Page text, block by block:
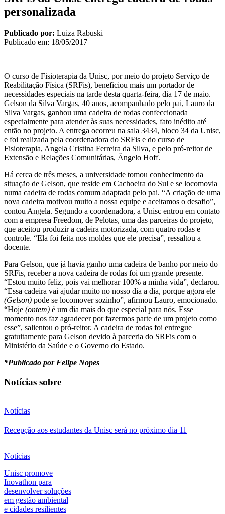
personalizada
Publicado por: Luiza Rabuski
Publicado em: 18/05/2017
O curso de Fisioterapia da Unisc, por meio do projeto Serviço de
Reabilitação Física (SRFis), beneficiou mais um portador de
necessidades especiais na tarde desta quarta-feira, dia 17 de maio.
Gelson da Silva Vargas, 40 anos, acompanhado pelo pai, Lauro da
Silva Vargas, ganhou uma cadeira de rodas confeccionada
especialmente para atender às suas necessidades, fato inédito até
então no projeto. A entrega ocorreu na sala 3434, bloco 34 da Unisc,
e foi realizada pela coordenadora do SRFis e do curso de
Fisioterapia, Angela Cristina Ferreira da Silva, e pelo pró-reitor de
Extensão e Relações Comunitárias, Ângelo Hoff.
Há cerca de três meses, a universidade tomou conhecimento da
situação de Gelson, que reside em Cachoeira do Sul e se locomovia
numa cadeira de rodas comum adaptada pelo pai. “A criação de uma
nova cadeira motivou muito a nossa equipe e aceitamos o desafio”,
contou Angela. Segundo a coordenadora, a Unisc entrou em contato
com a empresa Freedom, de Pelotas, uma das parceiras do projeto,
que aceitou produzir a cadeira motorizada, com quatro rodas e
controle. “Ela foi feita nos moldes que ele precisa”, ressaltou a
docente.
Para Gelson, que já havia ganho uma cadeira de banho por meio do
SRFis, receber a nova cadeira de rodas foi um grande presente.
“Estou muito feliz, pois vai melhorar 100% a minha vida”, declarou.
“Essa cadeira vai ajudar muito no nosso dia a dia, porque agora ele
(Gelson) pode se locomover sozinho”, afirmou Lauro, emocionado.
“Hoje (ontem) é um dia mais do que especial para nós. Esse
momento nos faz agradecer por fazermos parte de um projeto como
esse”, salientou o pró-reitor. A cadeira de rodas foi entregue
gratuitamente para Gelson devido à parceria do SRFis com o
Ministério da Saúde e o Governo do Estado.
*Publicado por Felipe Nopes
Notícias sobre
Notícias
Recepção aos estudantes da Unisc será no próximo dia 11
Notícias
Unisc promove
Inovathon para
desenvolver soluções
em gestão ambiental
e cidades resilientes